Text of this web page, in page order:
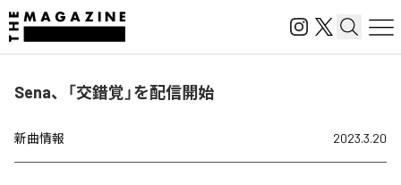
Sena、「交錯覚」を配信開始
新曲情報 2023.3.20